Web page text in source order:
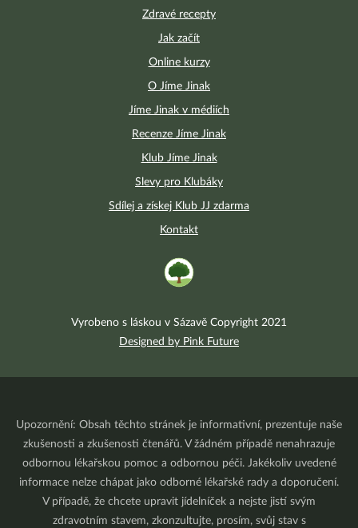
Zdravé recepty
Jak začít
Online kurzy
O Jíme Jinak
Jíme Jinak v médiích
Recenze Jíme Jinak
Klub Jíme Jinak
Slevy pro Klubáky
Sdílej a získej Klub JJ zdarma
Kontakt
Vyrobeno s láskou v Sázavě Copyright 2021
Designed by Pink Future
Upozornění: Obsah těchto stránek je informativní, prezentuje naše
zkušenosti a zkušenosti čtenářů. V žádném případě nenahrazuje
odbornou lékařskou pomoc a odbornou péči. Jakékoliv uvedené
informace nelze chápat jako odborné lékařské rady a doporučení.
V případě, že chcete upravit jídelníček a nejste jistí svým
zdravotním stavem, zkonzultujte, prosím, svůj stav s